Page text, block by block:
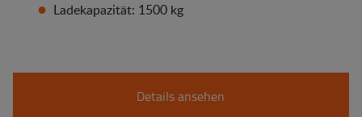
Ladekapazität: 1500 kg
Details ansehen